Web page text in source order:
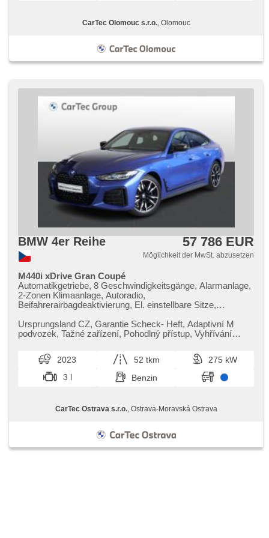
CarTec Olomouc s.r.o., Olomouc
BMW 4er Reihe 57 786 EUR
Möglichkeit der MwSt. abzusetzen
M440i xDrive Gran Coupé
Automatikgetriebe, 8 Geschwindigkeitsgänge, Alarmanlage,
2-Zonen Klimaanlage, Autoradio,
Beifahrerairbagdeaktivierung, El. einstellbare Sitze,
Bremsbelages, Reifendrucksensor, beheizte Lenkrad,
zatmavená zadní skla, Antrieb 4x4, el. tažné zařízení,
Sitze, Fahrgestell Steifheitsregelung, Blind Spot Anzeige,
laserové světlomety
Ursprungsland CZ,​ Garantie Scheck​- Heft,​ Adaptivní M
podvozek,​ Tažné zařízení,​ Pohodlný přístup,​ Vyhřívání
2023 52 tkm
275 kW
3 l
Benzin
CarTec Ostrava s.r.o., Ostrava-Moravská Ostrava